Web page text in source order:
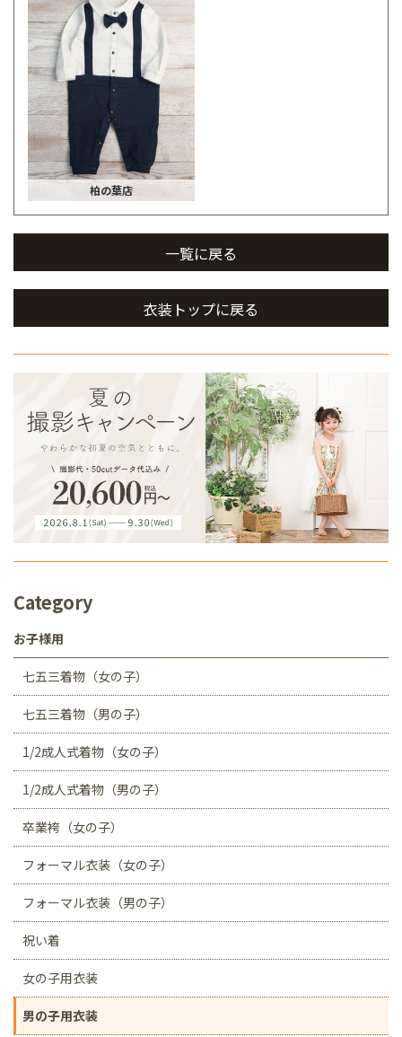
柏の葉店
一覧に戻る
衣装トップに戻る
Category
お子様用
七五三着物（女の子）
七五三着物（男の子）
1/2成人式着物（女の子）
1/2成人式着物（男の子）
卒業袴（女の子）
フォーマル衣装（女の子）
フォーマル衣装（男の子）
祝い着
女の子用衣装
男の子用衣装